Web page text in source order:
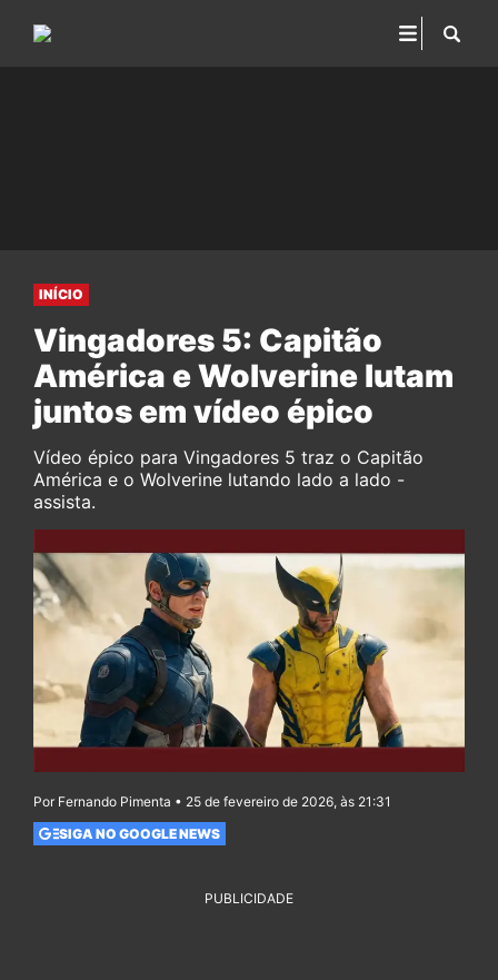
INÍCIO
Vingadores 5: Capitão
América e Wolverine lutam
juntos em vídeo épico
Vídeo épico para Vingadores 5 traz o Capitão
América e o Wolverine lutando lado a lado -
assista.
Por Fernando Pimenta • 25 de fevereiro de 2026, às 21:31
SIGA NO GOOGLE NEWS
PUBLICIDADE